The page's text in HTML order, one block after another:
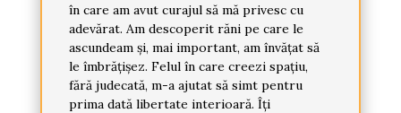
în care am avut curajul să mă privesc cu
adevărat. Am descoperit răni pe care le
ascundeam și, mai important, am învățat să
le îmbrățișez. Felul în care creezi spațiu,
fără judecată, m-a ajutat să simt pentru
prima dată libertate interioară. Îți